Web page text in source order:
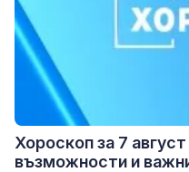
Хороскоп за 7
възможности и